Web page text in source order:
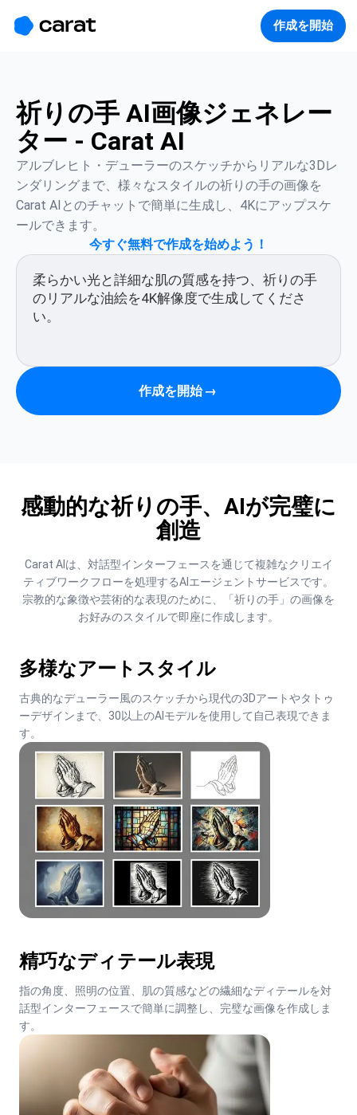
作成を開始
祈りの手 AI画像ジェネレー
ター - Carat AI
アルブレヒト・デューラーのスケッチからリアルな3Dレ
ンダリングまで、様々なスタイルの祈りの手の画像を
Carat AIとのチャットで簡単に生成し、4Kにアップスケ
ールできます。
今すぐ無料で作成を始めよう！
作成を開始 →
感動的な祈りの手、AIが完璧に
創造
Carat AIは、対話型インターフェースを通じて複雑なクリエイ
ティブワークフローを処理するAIエージェントサービスです。
宗教的な象徴や芸術的な表現のために、「祈りの手」の画像を
お好みのスタイルで即座に作成します。
多様なアートスタイル
古典的なデューラー風のスケッチから現代の3Dアートやタトゥ
ーデザインまで、30以上のAIモデルを使用して自己表現できま
す。
精巧なディテール表現
指の角度、照明の位置、肌の質感などの繊細なディテールを対
話型インターフェースで簡単に調整し、完璧な画像を作成しま
す。